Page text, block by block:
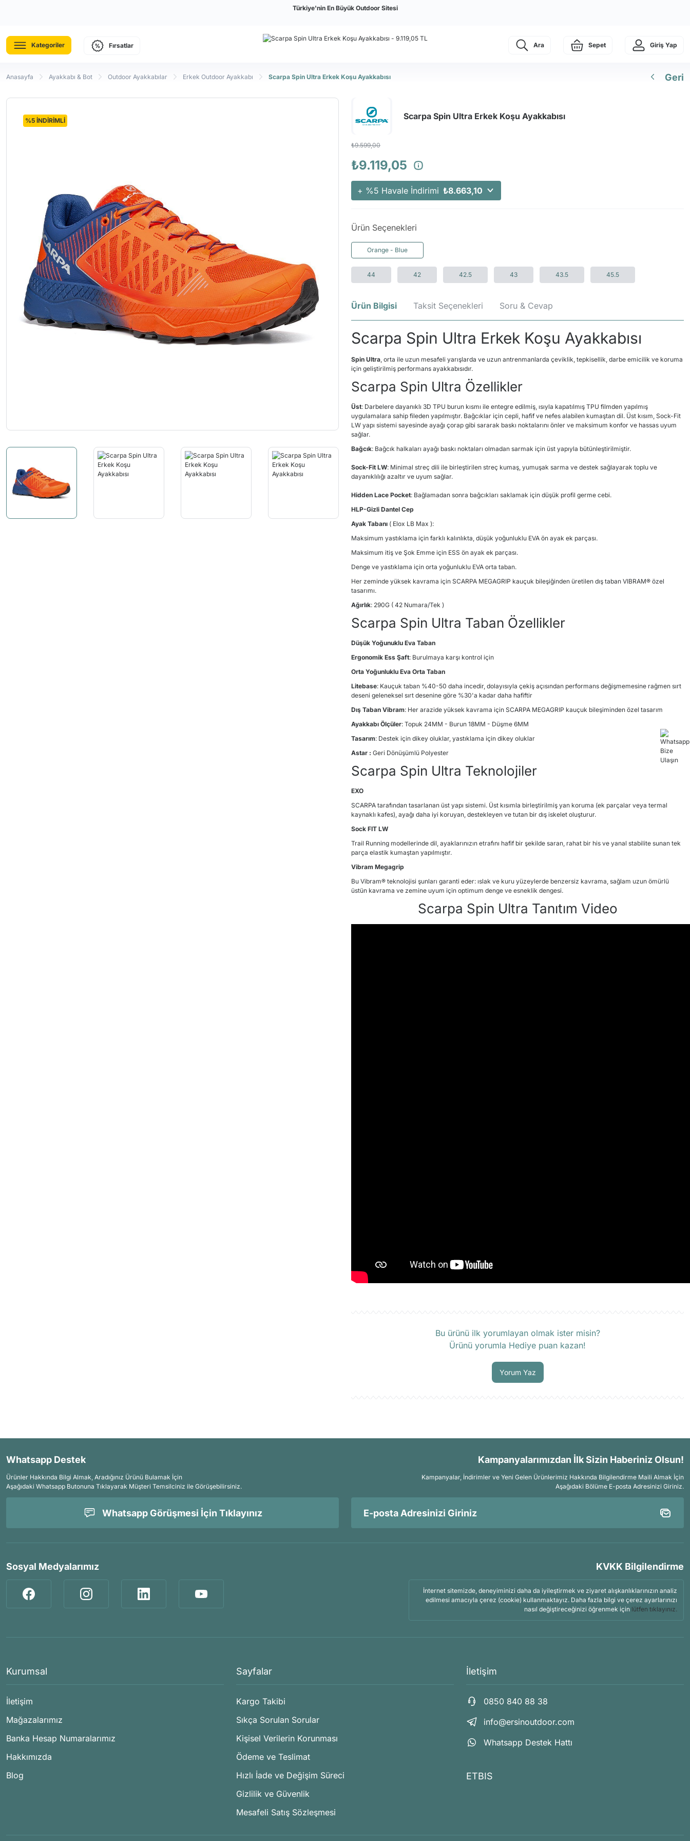
Türkiye'nin En Büyük Outdoor Sitesi
Kategoriler Fırsatlar Ara Sepet Giriş Yap
Anasayfa Ayakkabı & Bot Outdoor Ayakkabılar Erkek Outdoor Ayakkabı Scarpa Spin Ultra Erkek Koşu Ayakkabısı Geri
%5 İNDİRİMLİ Scarpa Spin Ultra Erkek Koşu Ayakkabısı
₺9.599,00
₺9.119,05
+ %5 Havale İndirimi ₺8.663,10
Ürün Seçenekleri
Orange - Blue
44 42 42.5 43 43.5 45.5
Ürün Bilgisi Taksit Seçenekleri Soru & Cevap
Scarpa Spin Ultra Erkek Koşu Ayakkabısı
Spin Ultra, orta ile uzun mesafeli yarışlarda ve uzun antrenmanlarda çeviklik, tepkisellik, darbe emicilik ve koruma
için geliştirilmiş performans ayakkabısıdır.
Scarpa Spin Ultra Özellikler
Üst: Darbelere dayanıklı 3D TPU burun kısmı ile entegre edilmiş, ısıyla kapatılmış TPU filmden yapılmış
uygulamalara sahip fileden yapılmıştır. Bağcıklar için cepli, hafif ve nefes alabilen kumaştan dil. Üst kısım, Sock-Fit
LW yapı sistemi sayesinde ayağı çorap gibi sararak baskı noktalarını önler ve maksimum konfor ve hassas uyum
sağlar.
Bağcık: Bağcık halkaları ayağı baskı noktaları olmadan sarmak için üst yapıyla bütünleştirilmiştir.
Sock-Fit LW: Minimal streç dili ile birleştirilen streç kumaş, yumuşak sarma ve destek sağlayarak toplu ve
dayanıklılığı azaltır ve uyum sağlar.
Hidden Lace Pocket: Bağlamadan sonra bağcıkları saklamak için düşük profil germe cebi.
HLP-Gizli Dantel Cep
Ayak Tabanı ( Elox LB Max ):
Maksimum yastıklama için farklı kalınlıkta, düşük yoğunluklu EVA ön ayak ek parçası.
Maksimum itiş ve Şok Emme için ESS ön ayak ek parçası.
Denge ve yastıklama için orta yoğunluklu EVA orta taban.
Her zeminde yüksek kavrama için SCARPA MEGAGRIP kauçuk bileşiğinden üretilen dış taban VIBRAM® özel
tasarımı.
Ağırlık: 290G ( 42 Numara/Tek )
Scarpa Spin Ultra Taban Özellikler
Düşük Yoğunuklu Eva Taban
Ergonomik Ess Şaft: Burulmaya karşı kontrol için
Orta Yoğunluklu Eva Orta Taban
Litebase: Kauçuk taban %40-50 daha incedir, dolayısıyla çekiş açısından performans değişmemesine rağmen sırt
deseni geleneksel sırt desenine göre %30'a kadar daha hafiftir
Dış Taban Vibram: Her arazide yüksek kavrama için SCARPA MEGAGRIP kauçuk bileşiminden özel tasarım
Ayakkabı Ölçüler: Topuk 24MM - Burun 18MM - Düşme 6MM
Tasarım: Destek için dikey oluklar, yastıklama için dikey oluklar
Astar : Geri Dönüşümlü Polyester
Scarpa Spin Ultra Teknolojiler
EXO
SCARPA tarafından tasarlanan üst yapı sistemi. Üst kısımla birleştirilmiş yan koruma (ek parçalar veya termal
kaynaklı kafes), ayağı daha iyi koruyan, destekleyen ve tutan bir dış iskelet oluşturur.
Sock FIT LW
Trail Running modellerinde dil, ayaklarınızın etrafını hafif bir şekilde saran, rahat bir his ve yanal stabilite sunan tek
parça elastik kumaştan yapılmıştır.
Vibram Megagrip
Bu Vibram® teknolojisi şunları garanti eder: ıslak ve kuru yüzeylerde benzersiz kavrama, sağlam uzun ömürlü
üstün kavrama ve zemine uyum için optimum denge ve esneklik dengesi.
Scarpa Spin Ultra Tanıtım Video
Bu ürünü ilk yorumlayan olmak ister misin?
Ürünü yorumla Hediye puan kazan!
Yorum Yaz
Whatsapp Destek
Ürünler Hakkında Bilgi Almak, Aradığınız Ürünü Bulamak İçin
Aşağıdaki Whatsapp Butonuna Tıklayarak Müşteri Temsilciniz ile Görüşebilirsiniz.
Whatsapp Görüşmesi İçin Tıklayınız
Kampanyalarımızdan İlk Sizin Haberiniz Olsun!
Kampanyalar, İndirimler ve Yeni Gelen Ürünlerimiz Hakkında Bilgilendirme Maili Almak İçin
Aşağıdaki Bölüme E-posta Adresinizi Giriniz.
Sosyal Medyalarımız KVKK Bilgilendirme
İnternet sitemizde, deneyiminizi daha da iyileştirmek ve ziyaret alışkanlıklarınızın analiz
edilmesi amacıyla çerez (cookie) kullanmaktayız. Daha fazla bilgi ve çerez ayarlarınızı
nasıl değiştireceğinizi öğrenmek için lütfen tıklayınız.
Kurumsal
İletişim
Mağazalarımız
Banka Hesap Numaralarımız
Hakkımızda
Blog
Sayfalar
Kargo Takibi
Sıkça Sorulan Sorular
Kişisel Verilerin Korunması
Ödeme ve Teslimat
Hızlı İade ve Değişim Süreci
Gizlilik ve Güvenlik
Mesafeli Satış Sözleşmesi
İletişim
0850 840 88 38
info@ersinoutdoor.com
Whatsapp Destek Hattı
ETBIS